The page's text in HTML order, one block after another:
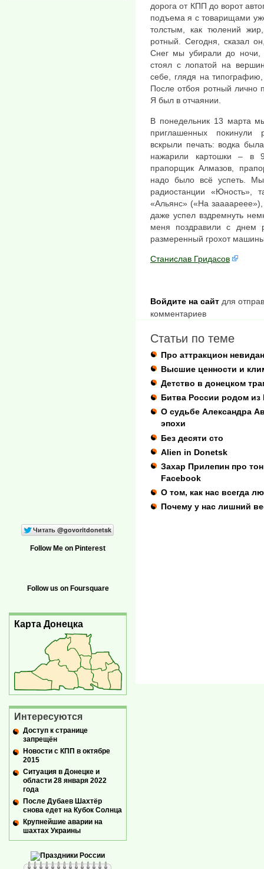
дорога от КПП до ворот
подъема я с товарищами
толстым, как тюлений
ротный. Сегодня, сказал
Снег мы убирали до ночи,
стоял с лопатой на
себе, глядя на
После отбоя ротный лично
Я был в отчаянии.
В понедельник 13 марта
приглашенных покинули
вскрыли печать: водка
нажарили картошки – в
прапорщик Алмазов,
надо было всё успеть.
радиостанции «Юность»,
«Альянс» («На
даже успел вздремнуть
меня поздравили с днем
размеренный грохот
Станислав Гридасов
Войдите на сайт для
комментариев
Статьи по теме
Про аттракцион
Высшие ценности и
Детство в донецком
Битва России родом из
О судьбе Александра
эпохи
Без десяти сто
Alien in Donetsk
Захар Прилепин про
Facebook
О том, как нас всегда
Почему у нас лишний
Follow Me on Pinterest
Follow us on Foursquare
Карта Донецка
Интересуются
Доступ к странице
запрещён
Новости с КПП в октябре
2015
Ситуация в Донецке и
области 28 января 2022
года
После Дубаев Шахтёр
снова едет на Кубок Солнца
Крупнейшие аварии на
шахтах Украины